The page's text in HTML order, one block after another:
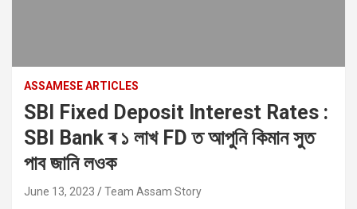
ASSAMESE ARTICLES
SBI Fixed Deposit Interest Rates :
SBI Bank ৰ ১ লাখ FD ত আপুনি কিমান সুত
পাব জানি লওক
June 13, 2023 Team Assam Story